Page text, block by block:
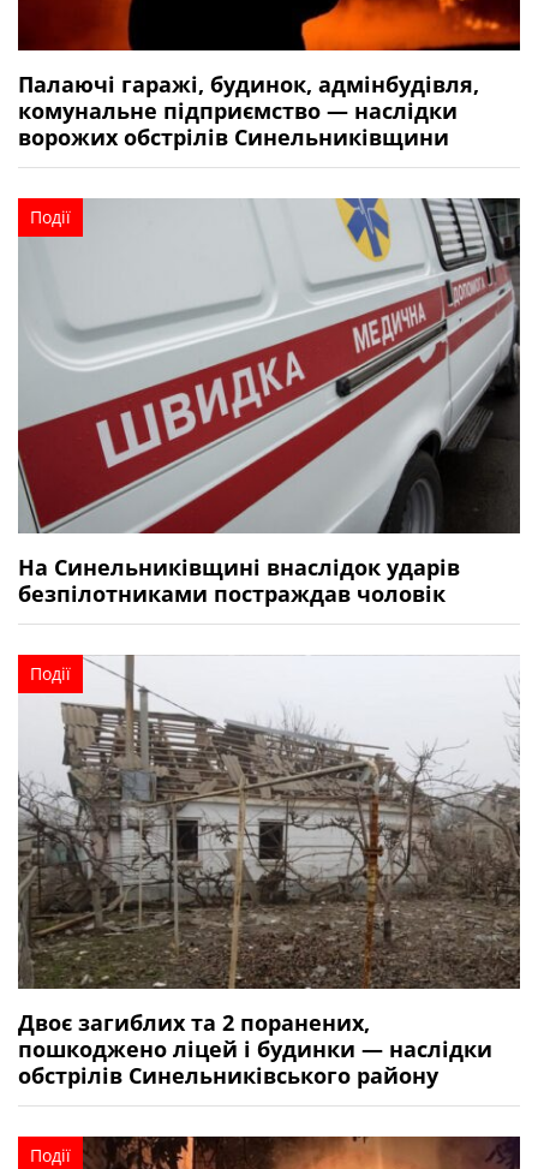
Палаючі гаражі, будинок, адмінбудівля,
комунальне підприємство — наслідки
ворожих обстрілів Синельниківщини
Події
На Синельниківщині внаслідок ударів
безпілотниками постраждав чоловік
Події
Двоє загиблих та 2 поранених,
пошкоджено ліцей і будинки — наслідки
обстрілів Синельниківського району
Події